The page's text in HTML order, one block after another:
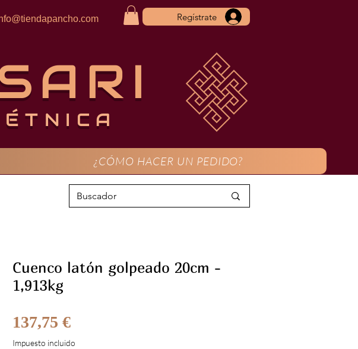
Regístrate
¿CÓMO HACER UN PEDIDO?
Cuenco latón golpeado 20cm -
1,913kg
137,75 €Precio
Impuesto incluido